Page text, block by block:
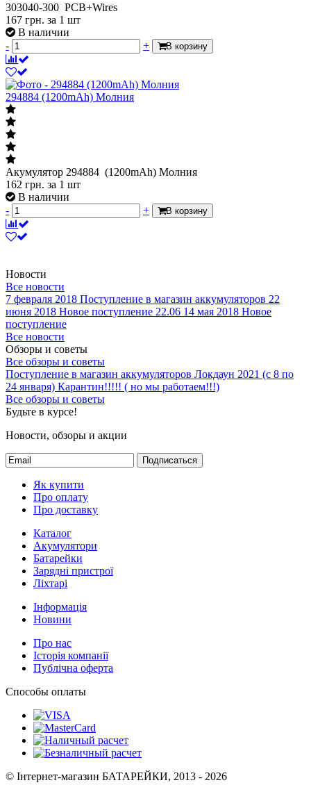
303040-300 PCB+Wires
167 грн. за 1 шт
В наличии
-
+ В корзину
294884 (1200mAh) Молния
Акумулятор 294884 (1200mAh) Молния
162 грн. за 1 шт
В наличии
-
+ В корзину
Новости
Все новости
7 февраля 2018 Поступление в магазин аккумуляторов 22
июня 2018 Новое поступление 22.06 14 мая 2018 Новое
поступление
Все новости
Обзоры и советы
Все обзоры и советы
Поступление в магазин аккумуляторов Локдаун 2021 (с 8 по
24 января) Карантин!!!!! ( но мы работаем!!!)
Все обзоры и советы
Будьте в курсе!
Новости, обзоры и акции
Подписаться
Як купити
Про оплату
Про доставку
Каталог
Акумулятори
Батарейки
Зарядні пристрої
Ліхтарі
Інформація
Новини
Про нас
Історія компанії
Публічна оферта
Способы оплаты
© Інтернет-магазин БАТАРЕЙКИ, 2013 - 2026